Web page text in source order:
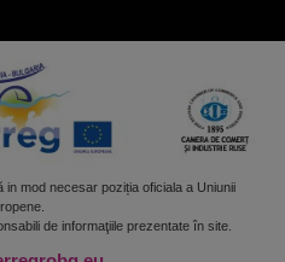
mod necesar poziția oficiala a Uniunii
de informaţiile prezentate în site.